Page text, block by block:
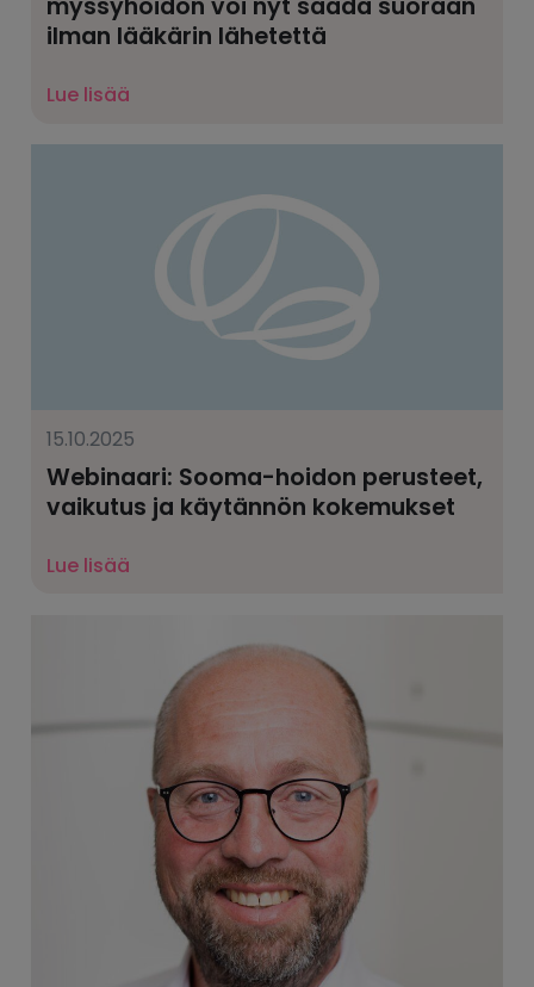
ilman lääkärin lähetettä
Lue lisää
15.10.2025
Webinaari: Sooma-hoidon perusteet,
vaikutus ja käytännön kokemukset
Lue lisää